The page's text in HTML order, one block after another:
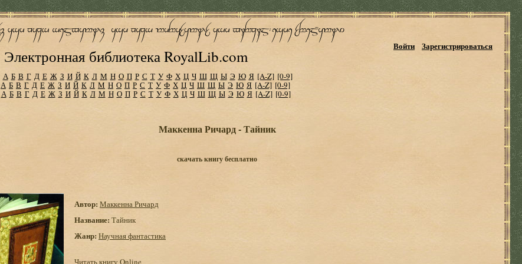
Электронная библиотека RoyalLib.com
Войти Зарегистрироваться
А Б В Г Д Е Ж З И Й К Л М Н О П Р С Т У Ф Х Ц Ч Ш Щ Ы Э Ю Я [A-Z] [0-9]
А Б В Г Д Е Ж З И Й К Л М Н О П Р С Т У Ф Х Ц Ч Ш Щ Ы Э Ю Я [A-Z] [0-9]
А Б В Г Д Е Ж З И Й К Л М Н О П Р С Т У Ф Х Ц Ч Ш Щ Ы Э Ю Я [A-Z] [0-9]
Маккенна Ричард - Тайник
скачать книгу бесплатно
Автор: Маккенна Ричард
Название: Тайник
Жанр: Научная фантастика
Читать книгу Online